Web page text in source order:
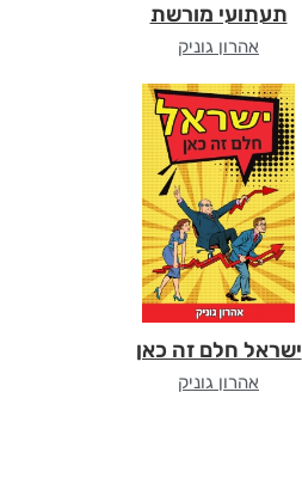
תעתועי מורשת
אהרון גוניק
ישראל חלם זה כאן
אהרון גוניק